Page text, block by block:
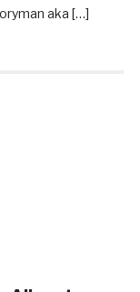
aka […]